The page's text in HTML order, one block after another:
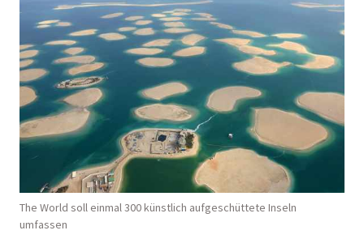
The World soll einmal 300 künstlich aufgeschüttete Inseln
umfassen